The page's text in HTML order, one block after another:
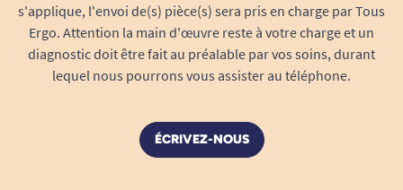
s'applique, l'envoi de(s) pièce(s) sera pris en charge par Tous
Ergo. Attention la main d'œuvre reste à votre charge et un
diagnostic doit être fait au préalable par vos soins, durant
lequel nous pourrons vous assister au téléphone.
ÉCRIVEZ-NOUS